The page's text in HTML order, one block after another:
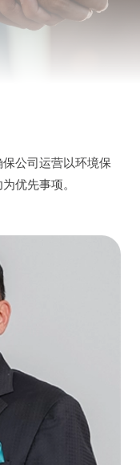
公司运营以环境保
优先事项。